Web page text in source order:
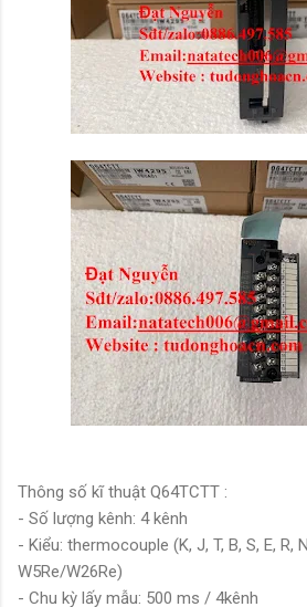
Thông số kĩ thuật Q64TCTT :
- Số lượng kênh: 4 kênh
- Kiểu: thermocouple (K, J, T, B, S, E, R,
W5Re/W26Re)
- Chu kỳ lấy mẫu: 500 ms / 4kênh